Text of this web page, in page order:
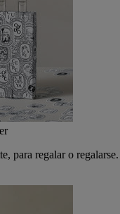
para regalar o regalarse.